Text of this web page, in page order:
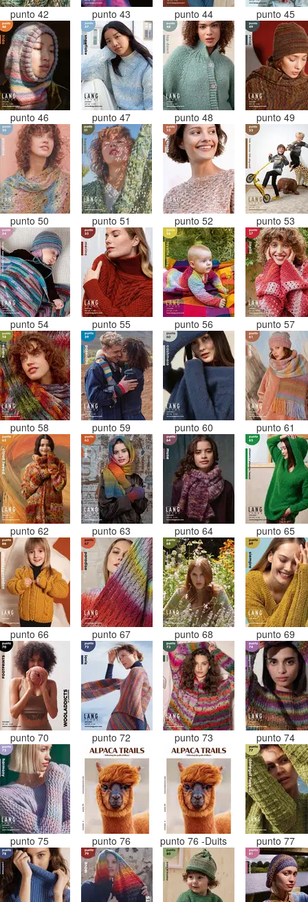
punto 42 punto 43 punto 44 punto 45
punto 46 punto 47 punto 48 punto 49
punto 50 punto 51 punto 52 punto 53
punto 54 punto 55 punto 56 punto 57
punto 58 punto 59 punto 60 punto 61
punto 62 punto 63 punto 64 punto 65
punto 66 punto 67 punto 68 punto 69
punto 70 punto 72 punto 73 punto 74
punto 75 punto 76 punto 76 -Duits punto 77